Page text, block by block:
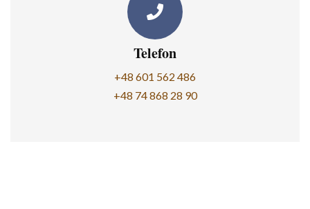
Telefon
+48 601 562 486
+48 74 868 28 90